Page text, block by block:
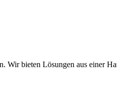
bieten Lösungen aus einer